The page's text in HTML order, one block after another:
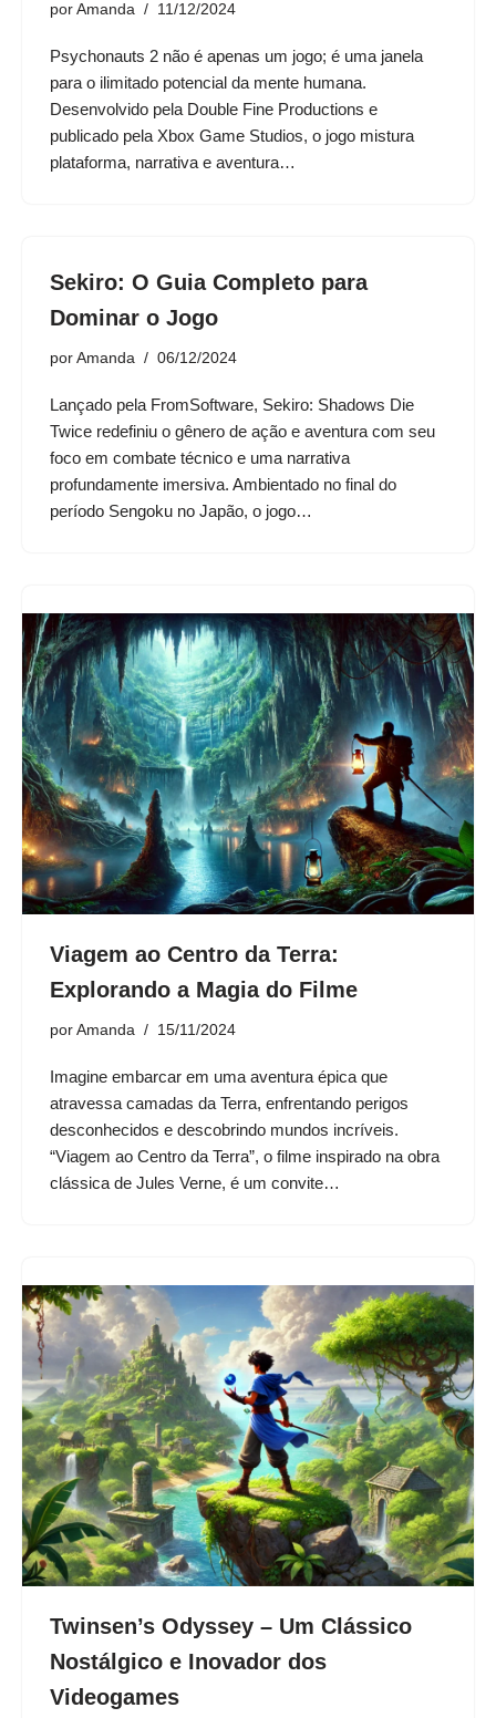
por Amanda 11/12/2024
Psychonauts 2 não é apenas um jogo; é uma janela
para o ilimitado potencial da mente humana.
Desenvolvido pela Double Fine Productions e
publicado pela Xbox Game Studios, o jogo mistura
plataforma, narrativa e aventura…
Sekiro: O Guia Completo para
Dominar o Jogo
por Amanda 06/12/2024
Lançado pela FromSoftware, Sekiro: Shadows Die
Twice redefiniu o gênero de ação e aventura com seu
foco em combate técnico e uma narrativa
profundamente imersiva. Ambientado no final do
período Sengoku no Japão, o jogo…
Viagem ao Centro da Terra:
Explorando a Magia do Filme
por Amanda 15/11/2024
Imagine embarcar em uma aventura épica que
atravessa camadas da Terra, enfrentando perigos
desconhecidos e descobrindo mundos incríveis.
“Viagem ao Centro da Terra”, o filme inspirado na obra
clássica de Jules Verne, é um convite…
Twinsen’s Odyssey – Um Clássico
Nostálgico e Inovador dos
Videogames